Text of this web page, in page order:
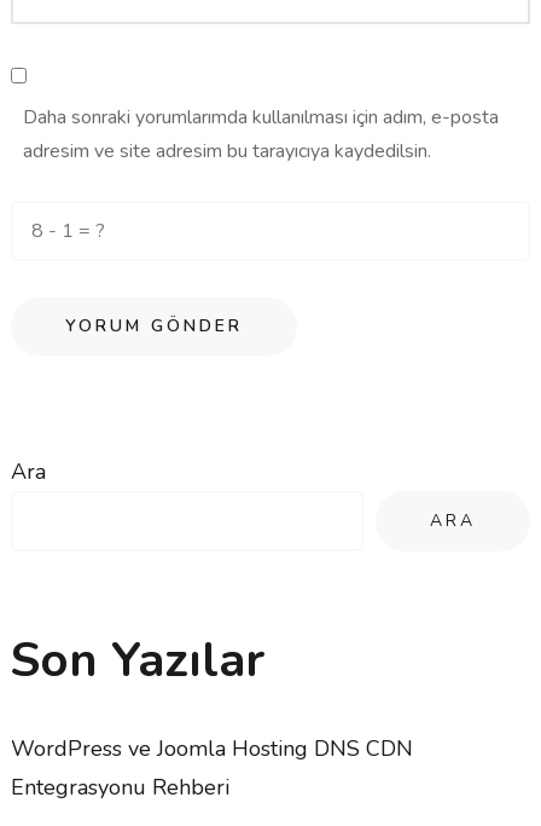
Daha sonraki yorumlarımda kullanılması için adım, e-posta
adresim ve site adresim bu tarayıcıya kaydedilsin.
Ara
ARA
Son Yazılar
WordPress ve Joomla Hosting DNS CDN
Entegrasyonu Rehberi